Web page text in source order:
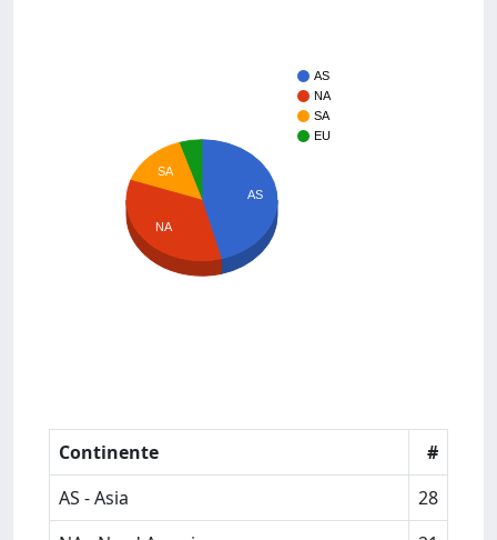
AS
NA
SA
EU
AS
SA
NA
Continente
#
AS - Asia
28